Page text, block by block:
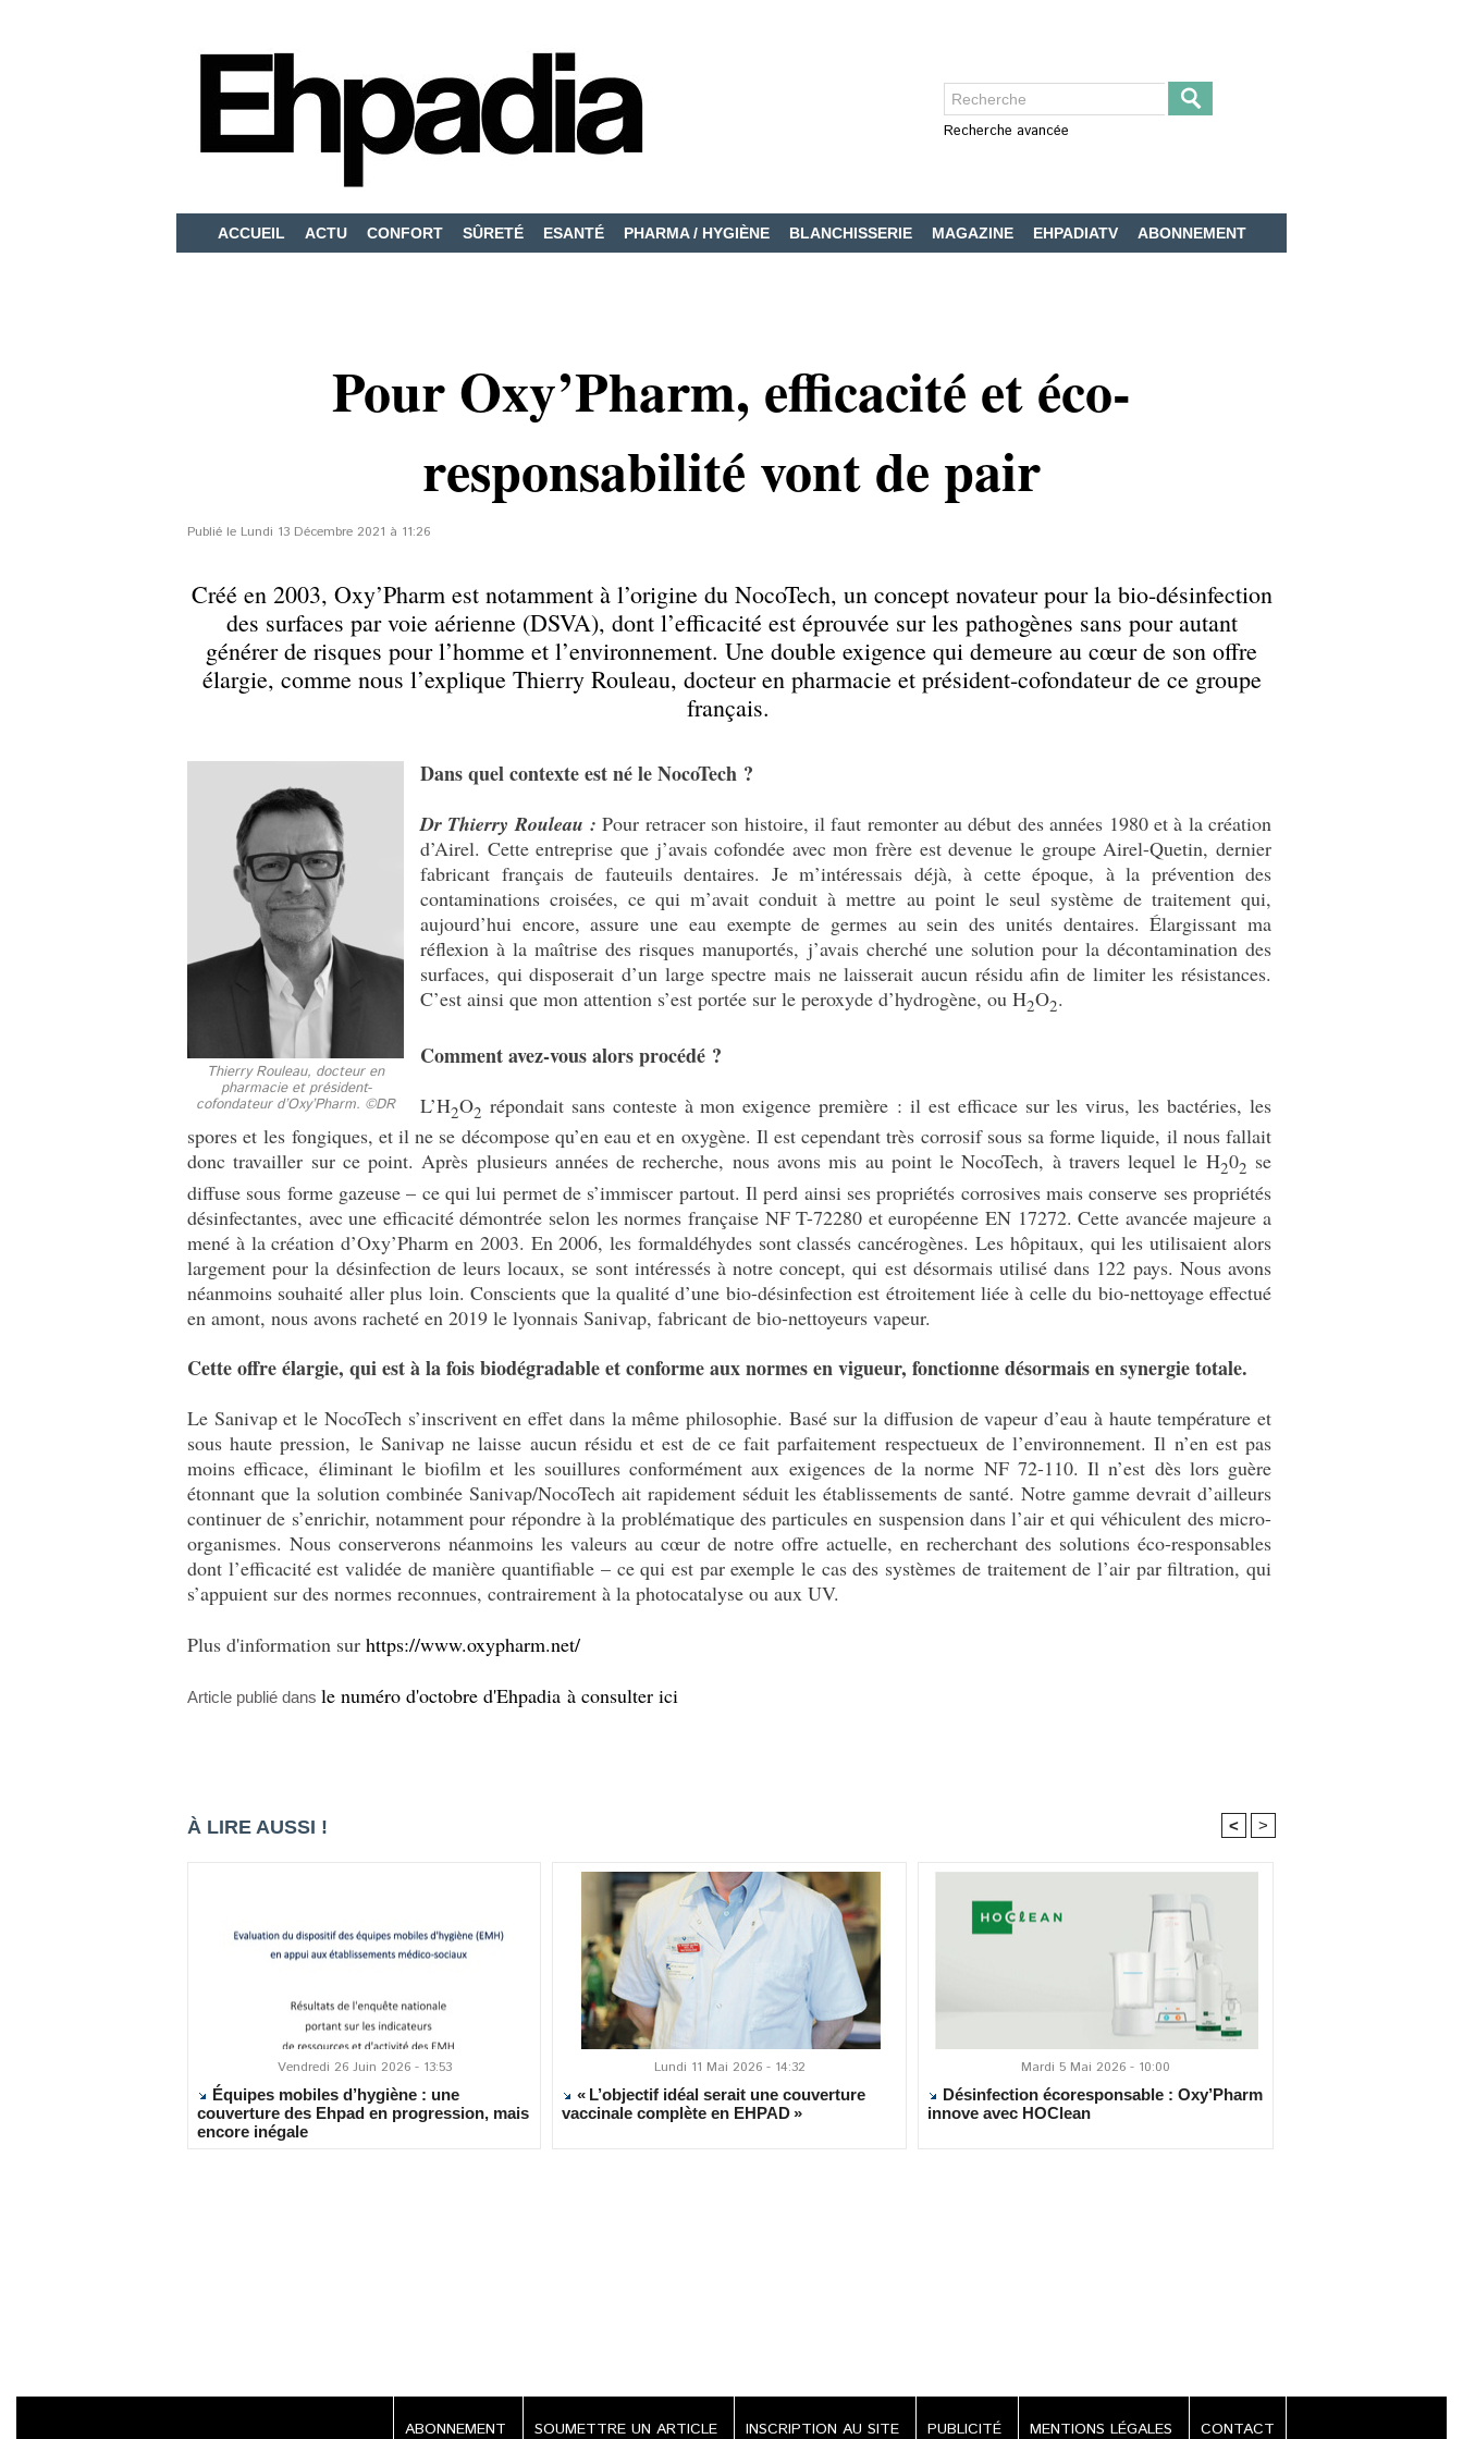
Recherche avancée
ACCUEIL ACTU CONFORT SÛRETÉ ESANTÉ PHARMA / HYGIÈNE BLANCHISSERIE MAGAZINE EHPADIATV ABONNEMENT
Pour Oxy’Pharm, efficacité et éco-
responsabilité vont de pair
Publié le Lundi 13 Décembre 2021 à 11:26
Créé en 2003, Oxy’Pharm est notamment à l’origine du NocoTech, un concept novateur pour la bio-désinfection
des surfaces par voie aérienne (DSVA), dont l’efficacité est éprouvée sur les pathogènes sans pour autant
générer de risques pour l’homme et l’environnement. Une double exigence qui demeure au cœur de son offre
élargie, comme nous l’explique Thierry Rouleau, docteur en pharmacie et président-cofondateur de ce groupe
français.
Thierry Rouleau, docteur en
pharmacie et président-
cofondateur d’Oxy’Pharm. ©DR
Dans quel contexte est né le NocoTech ?
Dr Thierry Rouleau : Pour retracer son histoire, il faut remonter au début des années 1980 et à la création
d’Airel. Cette entreprise que j’avais cofondée avec mon frère est devenue le groupe Airel-Quetin, dernier
fabricant français de fauteuils dentaires. Je m’intéressais déjà, à cette époque, à la prévention des
contaminations croisées, ce qui m’avait conduit à mettre au point le seul système de traitement qui,
aujourd’hui encore, assure une eau exempte de germes au sein des unités dentaires. Élargissant ma
réflexion à la maîtrise des risques manuportés, j’avais cherché une solution pour la décontamination des
surfaces, qui disposerait d’un large spectre mais ne laisserait aucun résidu afin de limiter les résistances.
C’est ainsi que mon attention s’est portée sur le peroxyde d’hydrogène, ou H2O2.
Comment avez-vous alors procédé ?
L’H2O2 répondait sans conteste à mon exigence première : il est efficace sur les virus, les bactéries, les
spores et les fongiques, et il ne se décompose qu’en eau et en oxygène. Il est cependant très corrosif sous sa forme liquide, il nous fallait
donc travailler sur ce point. Après plusieurs années de recherche, nous avons mis au point le NocoTech, à travers lequel le H202 se
diffuse sous forme gazeuse – ce qui lui permet de s’immiscer partout. Il perd ainsi ses propriétés corrosives mais conserve ses propriétés
désinfectantes, avec une efficacité démontrée selon les normes française NF T-72280 et européenne EN 17272. Cette avancée majeure a
mené à la création d’Oxy’Pharm en 2003. En 2006, les formaldéhydes sont classés cancérogènes. Les hôpitaux, qui les utilisaient alors
largement pour la désinfection de leurs locaux, se sont intéressés à notre concept, qui est désormais utilisé dans 122 pays. Nous avons
néanmoins souhaité aller plus loin. Conscients que la qualité d’une bio-désinfection est étroitement liée à celle du bio-nettoyage effectué
en amont, nous avons racheté en 2019 le lyonnais Sanivap, fabricant de bio-nettoyeurs vapeur.
Cette offre élargie, qui est à la fois biodégradable et conforme aux normes en vigueur, fonctionne désormais en synergie totale.
Le Sanivap et le NocoTech s’inscrivent en effet dans la même philosophie. Basé sur la diffusion de vapeur d’eau à haute température et
sous haute pression, le Sanivap ne laisse aucun résidu et est de ce fait parfaitement respectueux de l’environnement. Il n’en est pas
moins efficace, éliminant le biofilm et les souillures conformément aux exigences de la norme NF 72-110. Il n’est dès lors guère
étonnant que la solution combinée Sanivap/NocoTech ait rapidement séduit les établissements de santé. Notre gamme devrait d’ailleurs
continuer de s’enrichir, notamment pour répondre à la problématique des particules en suspension dans l’air et qui véhiculent des micro-
organismes. Nous conserverons néanmoins les valeurs au cœur de notre offre actuelle, en recherchant des solutions éco-responsables
dont l’efficacité est validée de manière quantifiable – ce qui est par exemple le cas des systèmes de traitement de l’air par filtration, qui
s’appuient sur des normes reconnues, contrairement à la photocatalyse ou aux UV.
Plus d'information sur https://www.oxypharm.net/
Article publié dans le numéro d'octobre d'Ehpadia à consulter ici
À LIRE AUSSI ! < >
Vendredi 26 Juin 2026 - 13:53
Équipes mobiles d’hygiène : une
couverture des Ehpad en progression, mais
encore inégale
Lundi 11 Mai 2026 - 14:32
« L’objectif idéal serait une couverture
vaccinale complète en EHPAD »
Mardi 5 Mai 2026 - 10:00
Désinfection écoresponsable : Oxy’Pharm
innove avec HOClean
ABONNEMENT SOUMETTRE UN ARTICLE INSCRIPTION AU SITE PUBLICITÉ MENTIONS LÉGALES CONTACT